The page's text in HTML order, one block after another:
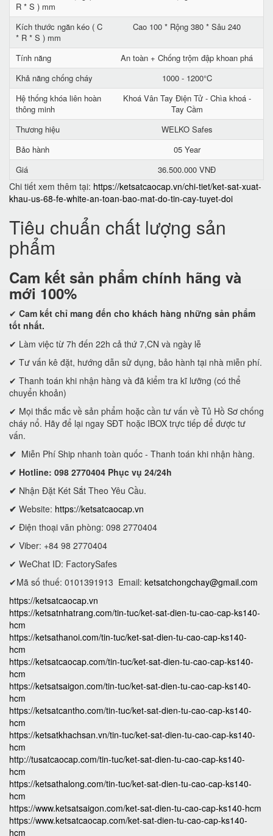
R * S ) mm
Kích thước ngăn kéo ( C
* R * S ) mm
Cao 100 * Rộng 380 * Sâu 240
Tính năng
An toàn + Chống trộm đập khoan phá
Khả năng chống cháy
1000 - 1200°C
Hệ thống khóa liên hoàn
thông minh
Khoá Vân Tay Điện Tử - Chìa khoá -
Tay Cầm
Thương hiệu
WELKO Safes
Bảo hành
05 Year
Giá
36.500.000 VNĐ
Chi tiết xem thêm tại: https://ketsatcaocap.vn/chi-tiet/ket-sat-xuat-
khau-us-68-fe-white-an-toan-bao-mat-do-tin-cay-tuyet-doi
Tiêu chuẩn chất lượng sản
phẩm
Cam kết sản phẩm chính hãng và
mới 100%
✔ Cam kết chỉ mang đến cho khách hàng những sản phẩm
tốt nhất.
✔ Làm việc từ 7h đến 22h cả thứ 7,CN và ngày lễ
✔ Tư vấn kê đặt, hướng dẫn sử dụng, bảo hành tại nhà miễn phí.
✔ Thanh toán khi nhận hàng và đã kiểm tra kĩ lưỡng (có thể
chuyển khoản)
✔ Mọi thắc mắc về sản phẩm hoặc cần tư vấn về Tủ Hồ Sơ chống
cháy nổ. Hãy để lại ngay SĐT hoặc IBOX trực tiếp để được tư
vấn.
✔ Miễn Phí Ship nhanh toàn quốc - Thanh toán khi nhận hàng.
✔ Hotline: 098 2770404 Phục vụ 24/24h
✔ Nhận Đặt Két Sắt Theo Yêu Cầu.
✔ Website: https://ketsatcaocap.vn
✔ Điện thoại văn phòng: 098 2770404
✔ Viber: +84 98 2770404
✔ WeChat ID: FactorySafes
✔Mã số thuế: 0101391913 Email: ketsatchongchay@gmail.com
https://ketsatcaocap.vn
https://ketsatnhatrang.com/tin-tuc/ket-sat-dien-tu-cao-cap-ks140-
hcm
https://ketsathanoi.com/tin-tuc/ket-sat-dien-tu-cao-cap-ks140-
hcm
https://ketsatcaocap.com/tin-tuc/ket-sat-dien-tu-cao-cap-ks140-
hcm
https://ketsatsaigon.com/tin-tuc/ket-sat-dien-tu-cao-cap-ks140-
hcm
https://ketsatcantho.com/tin-tuc/ket-sat-dien-tu-cao-cap-ks140-
hcm
https://ketsatkhachsan.vn/tin-tuc/ket-sat-dien-tu-cao-cap-ks140-
hcm
http://tusatcaocap.com/tin-tuc/ket-sat-dien-tu-cao-cap-ks140-
hcm
https://ketsathalong.com/tin-tuc/ket-sat-dien-tu-cao-cap-ks140-
hcm
https://www.ketsatsaigon.com/ket-sat-dien-tu-cao-cap-ks140-hcm
https://www.ketsatcaocap.com/ket-sat-dien-tu-cao-cap-ks140-
hcm